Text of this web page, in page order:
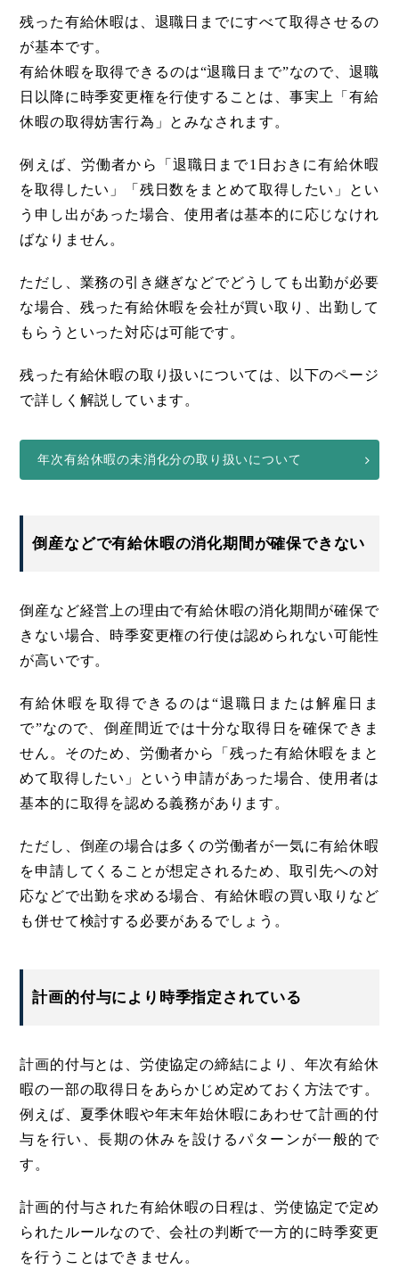
残った有給休暇は、退職日までにすべて取得させるの
が基本です。
有給休暇を取得できるのは“退職日まで”なので、退職
日以降に時季変更権を行使することは、事実上「有給
休暇の取得妨害行為」とみなされます。
例えば、労働者から「退職日まで1日おきに有給休暇
を取得したい」「残日数をまとめて取得したい」とい
う申し出があった場合、使用者は基本的に応じなけれ
ばなりません。
ただし、業務の引き継ぎなどでどうしても出勤が必要
な場合、残った有給休暇を会社が買い取り、出勤して
もらうといった対応は可能です。
残った有給休暇の取り扱いについては、以下のページ
で詳しく解説しています。
年次有給休暇の未消化分の取り扱いについて
倒産などで有給休暇の消化期間が確保できない
倒産など経営上の理由で有給休暇の消化期間が確保で
きない場合、時季変更権の行使は認められない可能性
が高いです。
有給休暇を取得できるのは“退職日または解雇日ま
で”なので、倒産間近では十分な取得日を確保できま
せん。そのため、労働者から「残った有給休暇をまと
めて取得したい」という申請があった場合、使用者は
基本的に取得を認める義務があります。
ただし、倒産の場合は多くの労働者が一気に有給休暇
を申請してくることが想定されるため、取引先への対
応などで出勤を求める場合、有給休暇の買い取りなど
も併せて検討する必要があるでしょう。
計画的付与により時季指定されている
計画的付与とは、労使協定の締結により、年次有給休
暇の一部の取得日をあらかじめ定めておく方法です。
例えば、夏季休暇や年末年始休暇にあわせて計画的付
与を行い、長期の休みを設けるパターンが一般的で
す。
計画的付与された有給休暇の日程は、労使協定で定め
られたルールなので、会社の判断で一方的に時季変更
を行うことはできません。